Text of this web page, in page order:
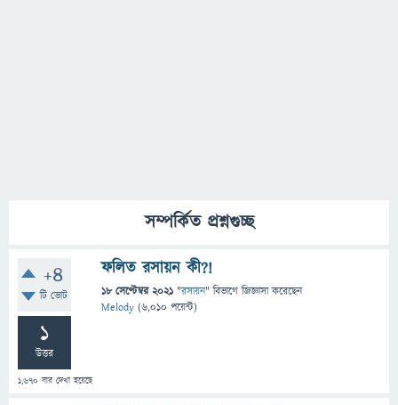
সম্পর্কিত প্রশ্নগুচ্ছ
+4
টি ভোট
1
উত্তর
1,670 বার দেখা হয়েছে
ফলিত রসায়ন কী?!
18 সেপ্টেম্বর 2021 "রসায়ন" বিভাগে জিজ্ঞাসাকরেছেন
Melody (6,010 পয়েন্ট)